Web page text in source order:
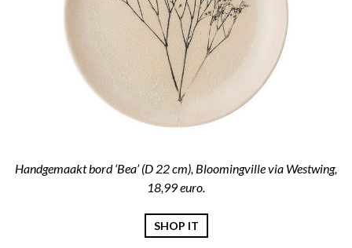
Handgemaakt bord ‘Bea’ (D 22 cm), Bloomingville via Westwing,
18,99 euro.
SHOP IT